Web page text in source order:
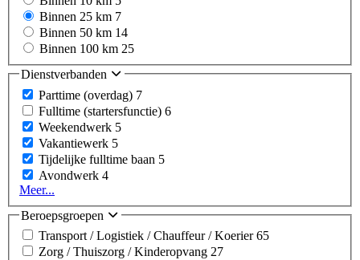
Binnen 25 km 7
Binnen 50 km 14
Binnen 100 km 25
Dienstverbanden
Parttime (overdag) 7
Fulltime (startersfunctie) 6
Weekendwerk 5
Vakantiewerk 5
Tijdelijke fulltime baan 5
Avondwerk 4
Meer...
Beroepsgroepen
Transport / Logistiek / Chauffeur / Koerier65
Zorg / Thuiszorg / Kinderopvang 27